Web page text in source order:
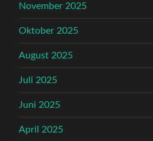
November 2025
Oktober 2025
August 2025
Juli 2025
Juni 2025
April 2025